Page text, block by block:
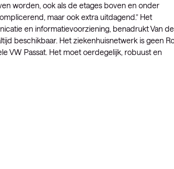
worden, ook als de etages boven en onder
maar ook extra uitdagend.” Het
en informatievoorziening, benadrukt Van
beschikbaar. Het ziekenhuisnetwerk is geen
VW Passat. Het moet oerdegelijk, robuust en